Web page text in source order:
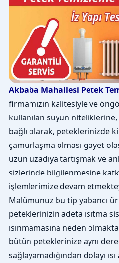
Akbaba Mahallesi Petek
firmamızın kalitesiyle ve
kullanılan suyun niteliklerine,
bağlı olarak, peteklerinizde
çamurlaşma olması gayet
uzun uzadıya tartışmak ve
sizlerinde bilgilenmesine
işlemlerimize devam
Malümunuz bu tip yabancı
peteklerinizin adeta ısıtma
ısınmamasına neden
bütün peteklerinize aynı
sağlayamadığından dolayı